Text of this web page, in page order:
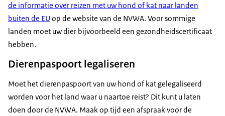
de informatie over reizen met uw hond of kat naar landen
buiten de EU op de website van de NVWA. Voor sommige
landen moet uw dier bijvoorbeeld een gezondheidscertificaat
hebben.
Dierenpaspoort legaliseren
Moet het dierenpaspoort van uw hond of kat gelegaliseerd
worden voor het land waar u naartoe reist? Dit kunt u laten
doen door de NVWA. Maak op tijd een afspraak voor de